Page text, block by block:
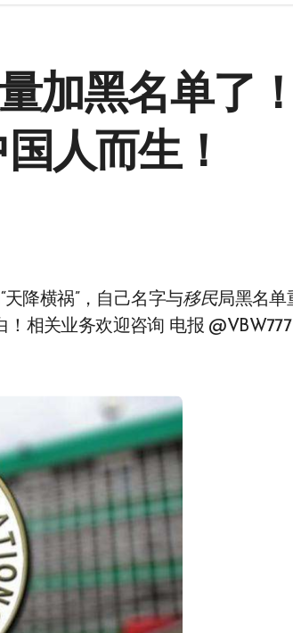
加黑名单了！
人而生！
天降横祸”，自己名字与移民局黑名单
相关业务欢迎咨询 电报